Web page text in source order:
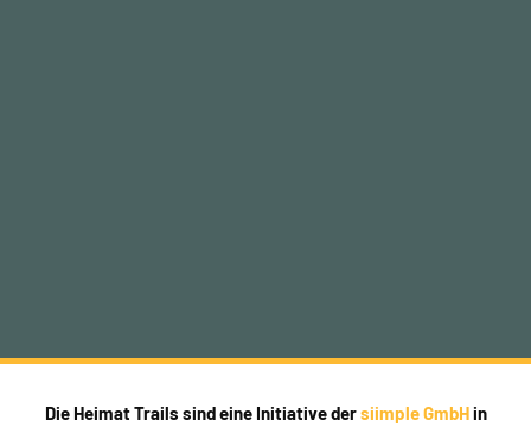
Die Heimat Trails sind eine Initiative dersiimple GmbHin